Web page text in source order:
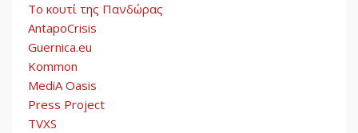
Το κουτί της Πανδώρας
AntapoCrisis
Guernica.eu
Kommon
MediA Oasis
Press Project
TVXS